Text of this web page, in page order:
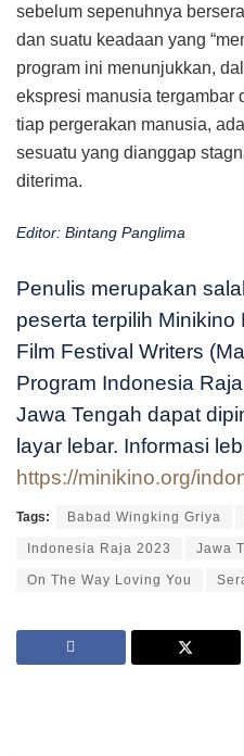
sebelum sepenuhnya
dan suatu keadaan yang
program ini menunjukkan,
ekspresi manusia tergambar
tiap pergerakan manusia,
sesuatu yang dianggap
diterima.
Editor: Bintang Panglima
Penulis merupakan
peserta terpilih Minikino
Film Festival Writers
Program Indonesia
Jawa Tengah dapat
layar lebar. Informasi
https://minikino.org/
Tags: Babad Wingking Griya
Indonesia Raja 2023 Jawa
On The Way Loving You